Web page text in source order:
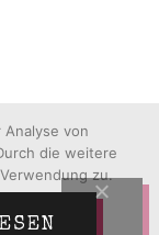
von
die weitere
zu.